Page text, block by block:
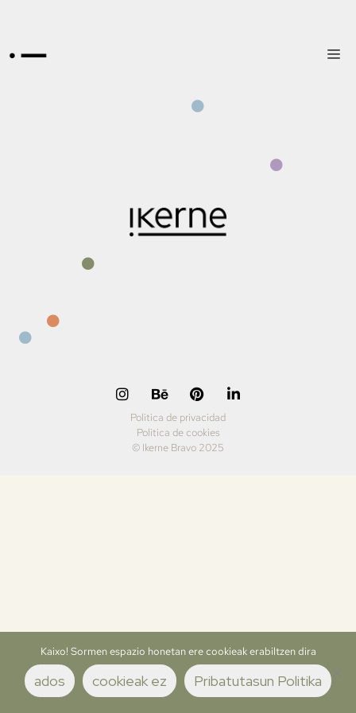
© Ikerne Bravo 2025
Politica de privacidad
Politica de cookies
Kaixo! Sormen espazio honetan ere cookieak erabiltzen dira
ados cookieak ez Pribatutasun Politika